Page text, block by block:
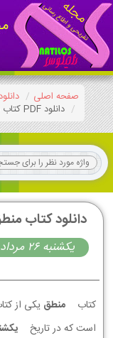
صفحه اصلی
دانلود PDF کتاب منطق دهم معارف اسلامی
دانلود کتاب
يكشنبه 26 مرداد 1404
کتاب منطق یکی از
است که در تاریخ
يكشنبه 26